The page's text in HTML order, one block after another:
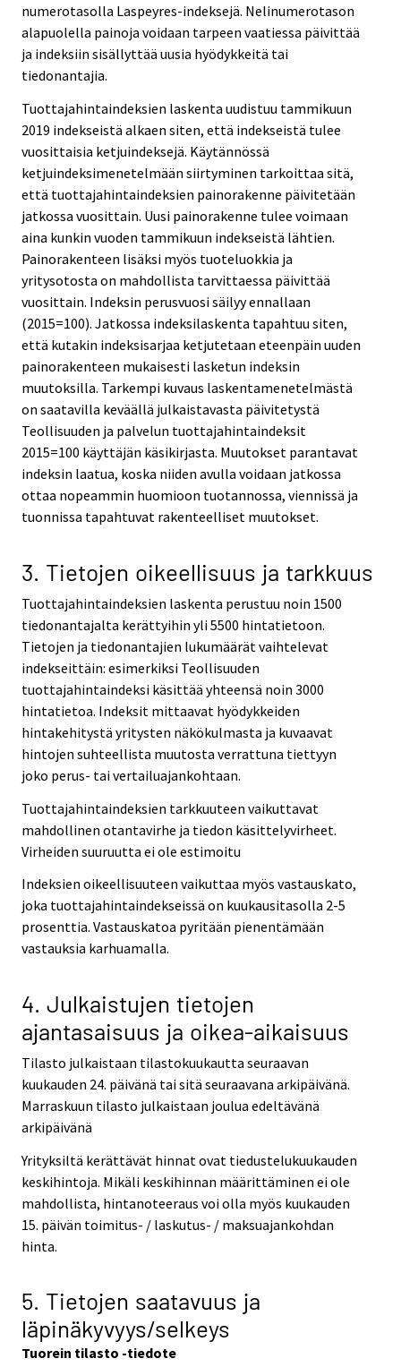
numerotasolla Laspeyres-indeksejä. Nelinumerotason
alapuolella painoja voidaan tarpeen vaatiessa päivittää
ja indeksiin sisällyttää uusia hyödykkeitä tai
tiedonantajia.
Tuottajahintaindeksien laskenta uudistuu tammikuun
2019 indekseistä alkaen siten, että indekseistä tulee
vuosittaisia ketjuindeksejä. Käytännössä
ketjuindeksimenetelmään siirtyminen tarkoittaa sitä,
että tuottajahintaindeksien painorakenne päivitetään
jatkossa vuosittain. Uusi painorakenne tulee voimaan
aina kunkin vuoden tammikuun indekseistä lähtien.
Painorakenteen lisäksi myös tuoteluokkia ja
yritysotosta on mahdollista tarvittaessa päivittää
vuosittain. Indeksin perusvuosi säilyy ennallaan
(2015=100). Jatkossa indeksilaskenta tapahtuu siten,
että kutakin indeksisarjaa ketjutetaan eteenpäin uuden
painorakenteen mukaisesti lasketun indeksin
muutoksilla. Tarkempi kuvaus laskentamenetelmästä
on saatavilla keväällä julkaistavasta päivitetystä
Teollisuuden ja palvelun tuottajahintaindeksit
2015=100 käyttäjän käsikirjasta. Muutokset parantavat
indeksin laatua, koska niiden avulla voidaan jatkossa
ottaa nopeammin huomioon tuotannossa, viennissä ja
tuonnissa tapahtuvat rakenteelliset muutokset.
3. Tietojen oikeellisuus ja tarkkuus
Tuottajahintaindeksien laskenta perustuu noin 1500
tiedonantajalta kerättyihin yli 5500 hintatietoon.
Tietojen ja tiedonantajien lukumäärät vaihtelevat
indekseittäin: esimerkiksi Teollisuuden
tuottajahintaindeksi käsittää yhteensä noin 3000
hintatietoa. Indeksit mittaavat hyödykkeiden
hintakehitystä yritysten näkökulmasta ja kuvaavat
hintojen suhteellista muutosta verrattuna tiettyyn
joko perus- tai vertailuajankohtaan.
Tuottajahintaindeksien tarkkuuteen vaikuttavat
mahdollinen otantavirhe ja tiedon käsittelyvirheet.
Virheiden suuruutta ei ole estimoitu
Indeksien oikeellisuuteen vaikuttaa myös vastauskato,
joka tuottajahintaindekseissä on kuukausitasolla 2-5
prosenttia. Vastauskatoa pyritään pienentämään
vastauksia karhuamalla.
4. Julkaistujen tietojen
ajantasaisuus ja oikea-aikaisuus
Tilasto julkaistaan tilastokuukautta seuraavan
kuukauden 24. päivänä tai sitä seuraavana arkipäivänä.
Marraskuun tilasto julkaistaan joulua edeltävänä
arkipäivänä
Yrityksiltä kerättävät hinnat ovat tiedustelukuukauden
keskihintoja. Mikäli keskihinnan määrittäminen ei ole
mahdollista, hintanoteeraus voi olla myös kuukauden
15. päivän toimitus- / laskutus- / maksuajankohdan
hinta.
5. Tietojen saatavuus ja
läpinäkyvyys/selkeys
Tuorein tilasto -tiedote